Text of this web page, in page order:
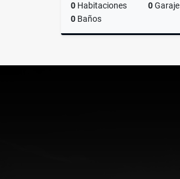
0 Habitaciones 0Garaje
0 Baños
$1,800,000